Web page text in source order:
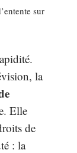
sur
la
Elle
de
: la